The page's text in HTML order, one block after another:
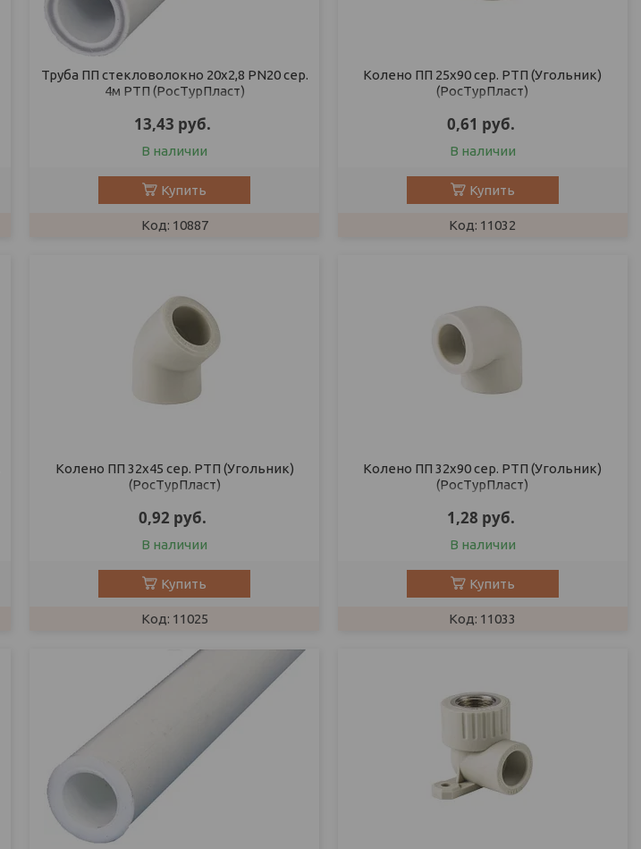
Труба ПП стекловолокно 20х2,8 PN20 сер.
4м РТП (РосТурПласт)
13,43 руб.
В наличии
Купить
10887
Колено ПП 25х90 сер. РТП (Угольник)
(РосТурПласт)
0,61 руб.
В наличии
Купить
11032
Колено ПП 32х45 сер. РТП (Угольник)
(РосТурПласт)
0,92 руб.
В наличии
Купить
11025
Колено ПП 32х90 сер. РТП (Угольник)
(РосТурПласт)
1,28 руб.
В наличии
Купить
11033